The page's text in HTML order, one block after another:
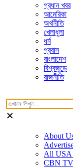
প্রধান খবর
আমেরিকা
অর্থনীতি
খেলাধুলা
ধর্ম
প্রবাস
বাংলাদেশ
বিশ্বজুড়ে
রাজনীতি
About
All USA
CBN